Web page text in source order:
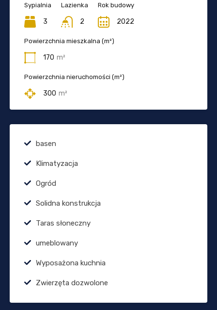
Sypialnia
3
Lazienka
2
Rok budowy
2022
Powierzchnia mieszkalna (m²)
170 m²
Powierzchnia nieruchomości (m²)
300 m²
basen
Klimatyzacja
Ogród
Solidna konstrukcja
Taras słoneczny
umeblowany
Wyposażona kuchnia
Zwierzęta dozwolone